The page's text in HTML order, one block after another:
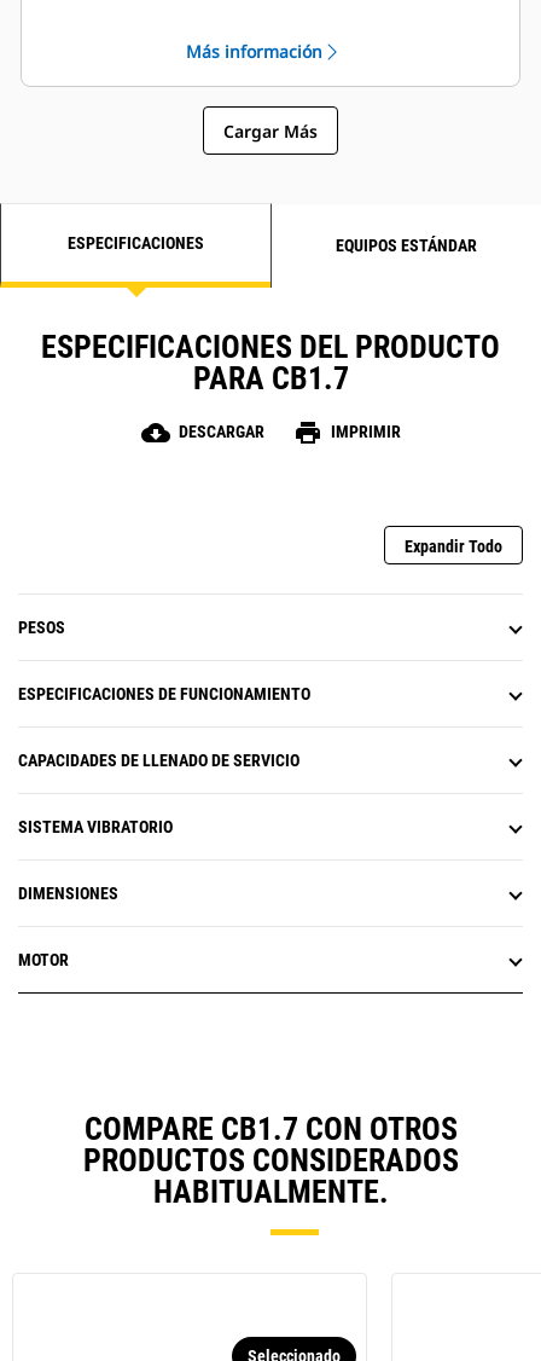
Se mueve a gran velocidad en el
lugar de trabajo con una velocidad
de desplazamiento rápida de 8,6
km/h (5,3 mph) para ofrecer una
buena movilidad
Más información
Cargar Más
ESPECIFICACIONES EQUIPOS ESTÁNDAR
ESPECIFICACIONES DEL PRODUCTO
PARA CB1.7
cloud_download DESCARGAR print IMPRIMIR
Expandir Todo
PESOS
ESPECIFICACIONES DE FUNCIONAMIENTO
CAPACIDADES DE LLENADO DE SERVICIO
SISTEMA VIBRATORIO
DIMENSIONES
MOTOR
COMPARE CB1.7 CON OTROS
PRODUCTOS CONSIDERADOS
HABITUALMENTE.
Seleccionado